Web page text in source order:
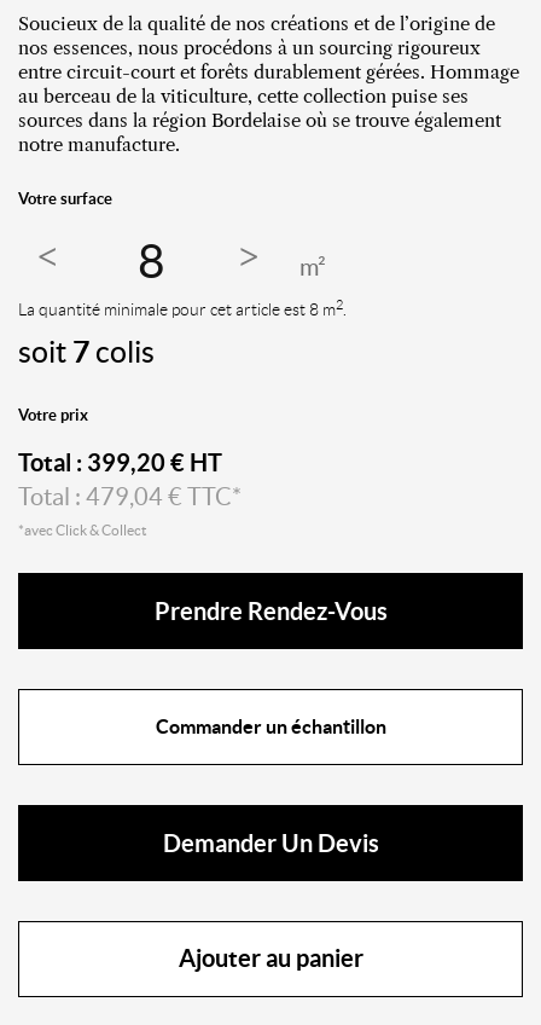
Soucieux de la qualité de nos créations et de l’origine de
nos essences, nous procédons à un sourcing rigoureux
entre circuit-court et forêts durablement gérées. Hommage
au berceau de la viticulture, cette collection puise ses
sources dans la région Bordelaise où se trouve également
notre manufacture.
Votre surface
m²
La quantité minimale pour cet article est 8 m2
soit 7 colis
Votre prix
Total : 399,20 € HT
Total : 479,04 € TTC*
*avec Click & Collect
Prendre Rendez-Vous
Commander un échantillon
Demander Un Devis
Ajouter au panier